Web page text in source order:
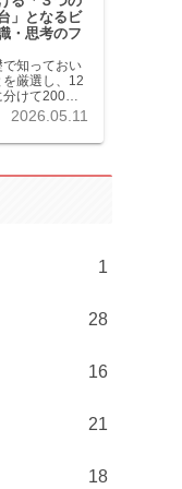
」となるビ
・思考のフ
で知っておい
厳選し、12
けて200記
ています。各
2026.05.11
1
28
16
21
18